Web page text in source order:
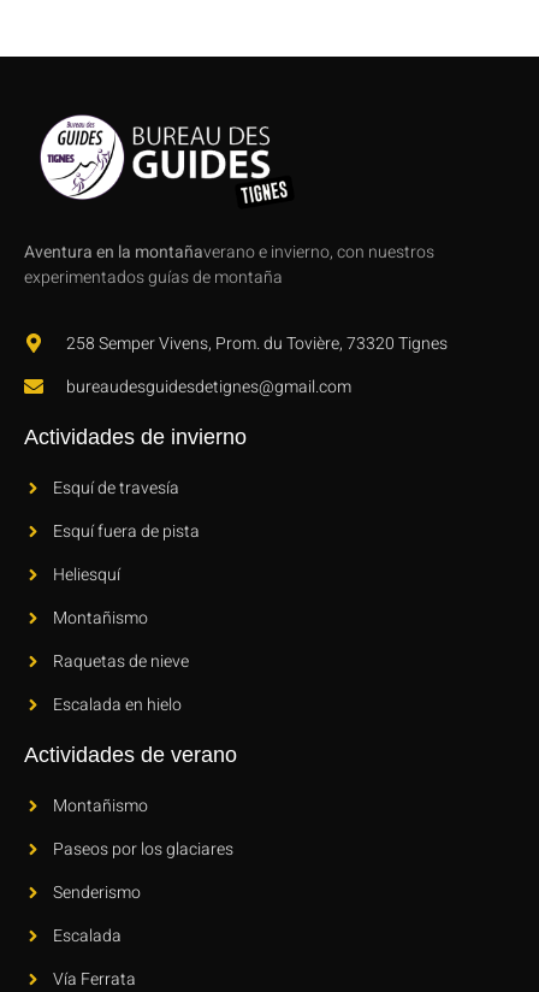
Aventura en la montañaverano e invierno, con nuestros
experimentados guías de montaña
258 Semper Vivens, Prom. du Tovière, 73320 Tignes
bureaudesguidesdetignes@gmail.com
Actividades de invierno
Esquí de travesía
Esquí fuera de pista
Heliesquí
Montañismo
Raquetas de nieve
Escalada en hielo
Actividades de verano
Montañismo
Paseos por los glaciares
Senderismo
Escalada
Vía Ferrata